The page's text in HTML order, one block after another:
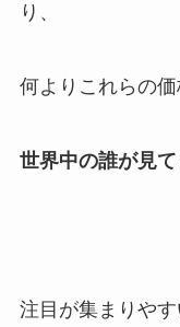
り、
何よりこれらの
世界中の誰が見て
注目が集まりや